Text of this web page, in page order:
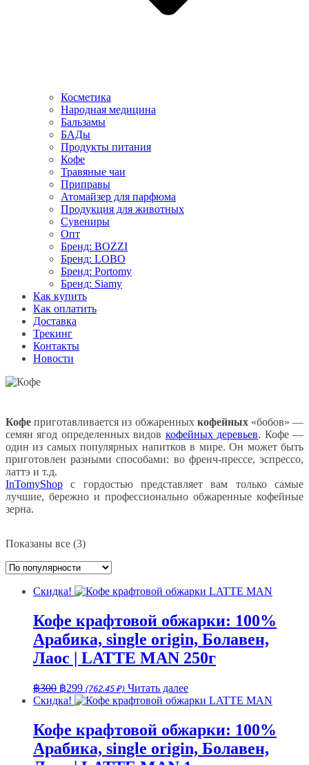
Косметика
Народная медицина
Бальзамы
БАДы
Продукты питания
Кофе
Травяные чаи
Приправы
Атомайзер для парфюма
Продукция для животных
Сувениры
Опт
Бренд: BOZZI
Бренд: LOBO
Бренд: Portomy
Бренд: Siamy
Как купить
Как оплатить
Доставка
Трекинг
Контакты
Новости
Кофе приготавливается из обжаренных кофейных«бобов» —
семян ягод определенных видов кофейных деревьев. Кофе —
один из самых популярных напитков в мире. Он может быть
приготовлен разными способами: во френч-прессе, эспрессо,
латтэ и т.д.
InTomyShop с гордостью представляет вам только самые
лучшие, бережно и профессионально обжаренные кофейные
зерна.
Показаны все (3)Сортировка:
популярности
Скидка!
Кофе крафтовой обжарки: 100%
Арабика, single origin, Болавен,
Лаос | LATTE MAN 250г
฿300 Первоначальная
цена
฿300.
฿299Текущая
цена:
(762.45 ₽) Читать далее
Скидка!
Кофе крафтовой обжарки: 100%
Арабика, single origin, Болавен,